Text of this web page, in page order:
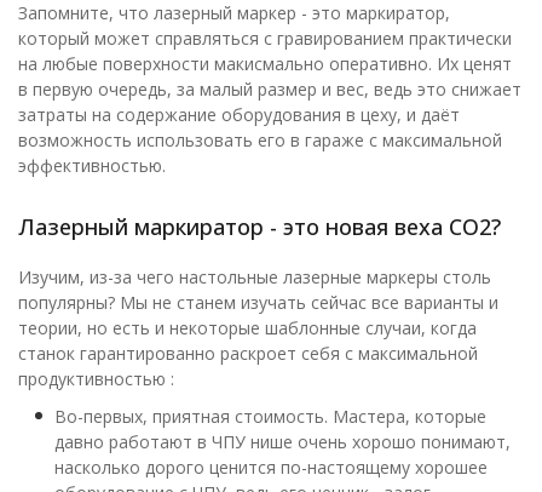
Запомните, что лазерный маркер - это маркиратор,
который может справляться с гравированием практически
на любые поверхности макисмально оперативно. Их ценят
в первую очередь, за малый размер и вес, ведь это снижает
затраты на содержание оборудования в цеху, и даёт
возможность использовать его в гараже с максимальной
эффективностью.
Лазерный маркиратор - это новая веха CO2?
Изучим, из-за чего настольные лазерные маркеры столь
популярны? Мы не станем изучать сейчас все варианты и
теории, но есть и некоторые шаблонные случаи, когда
станок гарантированно раскроет себя с максимальной
продуктивностью :
Во-первых, приятная стоимость. Мастера, которые
давно работают в ЧПУ нише очень хорошо понимают,
насколько дорого ценится по-настоящему хорошее